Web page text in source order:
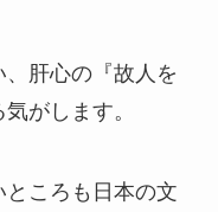
肝心の『故人を
がします。
ころも日本の文